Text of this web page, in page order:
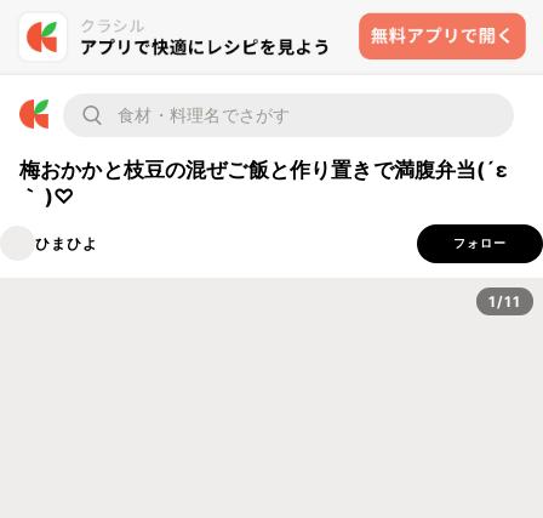
梅おかかと枝豆の混ぜご飯と作り置きで満腹弁当(´ε
｀ )♡
ひまひよ フォロー
1/11